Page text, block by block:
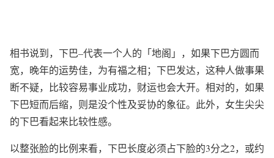
相书说到，下巴–代表一个人的「地阁」，如果下巴方圆而
宽，晚年的运势佳，为有福之相；下巴发达，这种人做事果
断不疑，比较容易事业成功，财运也会大开。相对的，如果
下巴短而后缩，则是没个性及妥协的象征。此外，女生尖尖
的下巴看起来比较性感。
以整张脸的比例来看，下巴长度必须占下脸的3分之2，或约